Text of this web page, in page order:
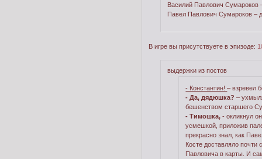
Василий Павлович Сумароков
Павел Павлович Сумароков –
В игре вы присутствуете в эпизоде:
выдержки из постов
- Константин!– взревел
- Да, дядюшка?–
бешенством старшего
- Тимошка,- окликнул
усмешкой, приложив
прекрасно знал, как
Косте доставляло
Павловича в карты. И